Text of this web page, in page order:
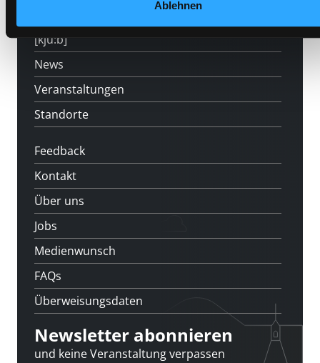
Ablehnen
[kju:b]
News
Veranstaltungen
Standorte
Feedback
Kontakt
Über uns
Jobs
Medienwunsch
FAQs
Überweisungsdaten
Newsletter abonnieren
und keine Veranstaltung verpassen